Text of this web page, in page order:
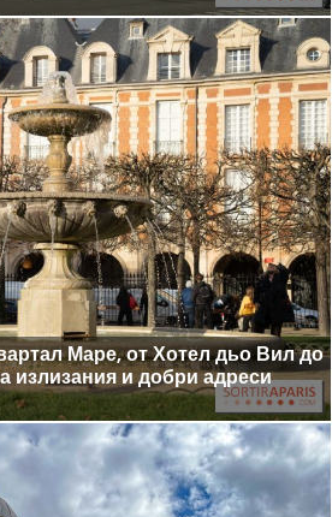
Маре, от Хотел дьо Вил до
излизания и добри адреси